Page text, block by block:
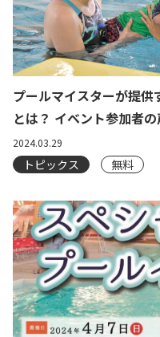
プールマイスターが提供
とは？ イベント参加者
2024.03.29
トピックス 無料